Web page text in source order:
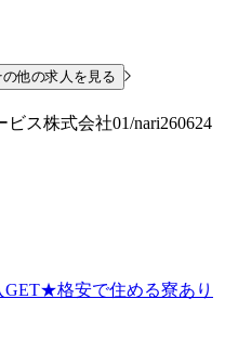
他の求人を見る
ス株式会社01/nari260624
GET★格安で住める寮あり